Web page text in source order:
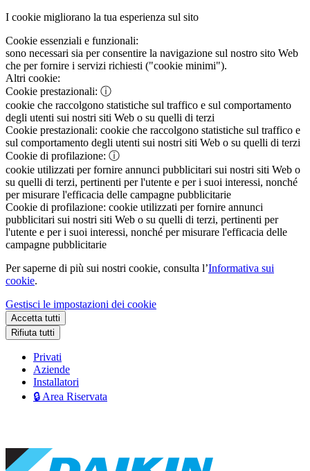
I cookie migliorano la tua esperienza sul sito
Cookie essenziali e funzionali:
sono necessari sia per consentire la navigazione sul nostro sito Web
che per fornire i servizi richiesti ("cookie minimi").
Altri cookie:
Cookie prestazionali: ⓘ
cookie che raccolgono statistiche sul traffico e sul comportamento
degli utenti sui nostri siti Web o su quelli di terzi
Cookie prestazionali: cookie che raccolgono statistiche sul traffico e
sul comportamento degli utenti sui nostri siti Web o su quelli di terzi
Cookie di profilazione: ⓘ
cookie utilizzati per fornire annunci pubblicitari sui nostri siti Web o
su quelli di terzi, pertinenti per l'utente e per i suoi interessi, nonché
per misurare l'efficacia delle campagne pubblicitarie
Cookie di profilazione: cookie utilizzati per fornire annunci
pubblicitari sui nostri siti Web o su quelli di terzi, pertinenti per
l'utente e per i suoi interessi, nonché per misurare l'efficacia delle
campagne pubblicitarie
Per saperne di più sui nostri cookie, consulta l’Informativa sui
cookie.
Gestisci le impostazioni dei cookie
Accetta tutti
Rifiuta tutti
Privati
Aziende
Installatori
🔒 Area Riservata